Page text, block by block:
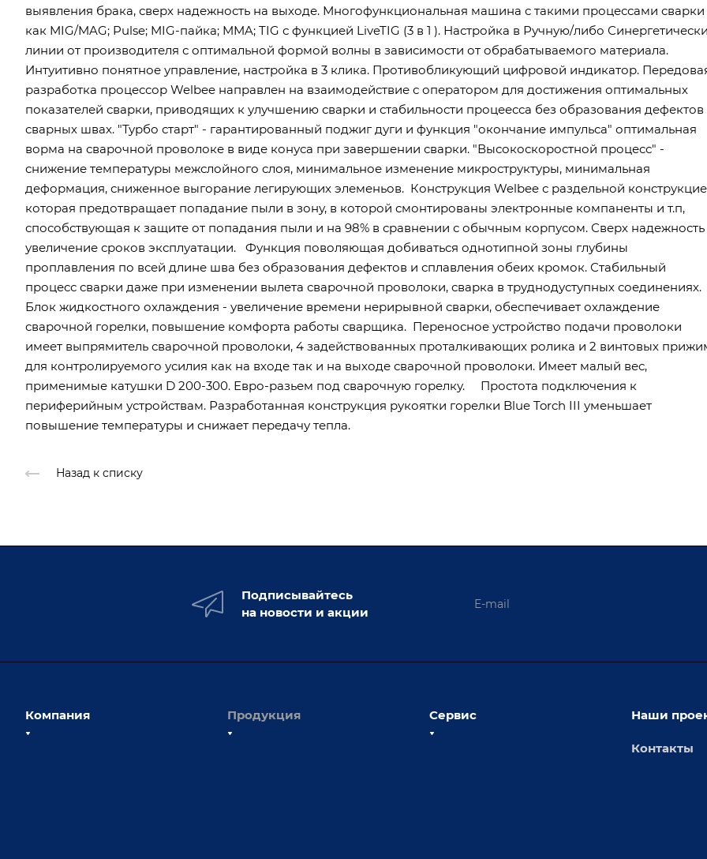
выявления брака, сверх надежность на выходе. Многофункциональная машина с такими процессами сварки
как MIG/MAG; Pulse; MIG-пайка; MMA; TIG с функцией LiveTIG (3 в 1 ). Настройка в Ручную/либо
линии от производителя с оптимальной формой волны в зависимости от обрабатываемого материала.
Интуитивно понятное управление, настройка в 3 клика. Противобликующий цифровой индикатор.
разработка процессор Welbee направлен на взаимодействие с оператором для достижения оптимальных
показателей сварки, приводящих к улучшению сварки и стабильности процеесса без образования дефектов
сварных швах. "Турбо старт" - гарантированный поджиг дуги и функция "окончание импульса" оптимальная
ворма на сварочной проволоке в виде конуса при завершении сварки. "Высокоскоростной процесс" -
снижение температуры межслойного слоя, минимальное изменение микроструктуры, минимальная
деформация, сниженное выгорание легирующих элеменьов. Конструкция Welbee с раздельной
которая предотвращает попадание пыли в зону, в которой смонтированы электронные компаненты и т.п,
способствующая к защите от попадания пыли и на 98% в сравнении с обычным корпусом. Сверх надежность
увеличение сроков эксплуатации. Функция поволяющая добиваться однотипной зоны глубины
проплавления по всей длине шва без образования дефектов и сплавления обеих кромок. Стабильный
процесс сварки даже при изменении вылета сварочной проволоки, сварка в труднодуступных соединениях.
Блок жидкостного охлаждения - увеличение времени нерирывной сварки, обеспечивает охлаждение
сварочной горелки, повышение комфорта работы сварщика. Переносное устройство подачи проволоки
имеет выпрямитель сварочной проволоки, 4 задействованных проталкивающих ролика и 2 винтовых
для контролируемого усилия как на входе так и на выходе сварочной проволоки. Имеет малый вес,
применимые катушки D 200-300. Евро-разьем под сварочную горелку. Простота подключения к
периферийным устройствам. Разработанная конструкция рукоятки горелки Blue Torch III уменьшает
повышение температуры и снижает передачу тепла.
Назад к списку
Подписывайтесь
на новости и акции
Компания Продукция Сервис Наши
Контакты